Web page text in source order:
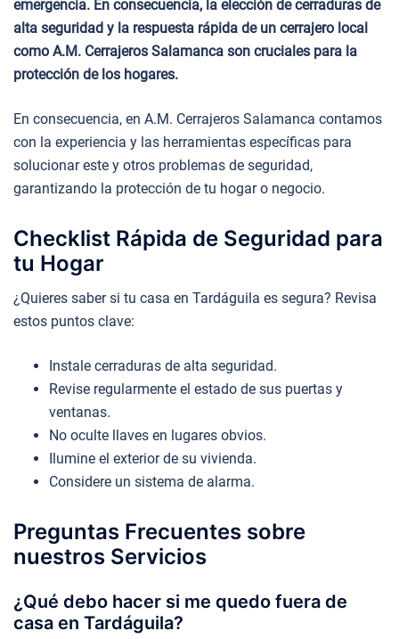
emergencia. En consecuencia, la elección de cerraduras de
alta seguridad y la respuesta rápida de un cerrajero local
como A.M. Cerrajeros Salamanca son cruciales para la
protección de los hogares.
En consecuencia, en A.M. Cerrajeros Salamanca contamos
con la experiencia y las herramientas específicas para
solucionar este y otros problemas de seguridad,
garantizando la protección de tu hogar o negocio.
Checklist Rápida de Seguridad para
tu Hogar
¿Quieres saber si tu casa en Tardáguila es segura? Revisa
estos puntos clave:
Instale cerraduras de alta seguridad.
Revise regularmente el estado de sus puertas y
ventanas.
No oculte llaves en lugares obvios.
Ilumine el exterior de su vivienda.
Considere un sistema de alarma.
Preguntas Frecuentes sobre
nuestros Servicios
¿Qué debo hacer si me quedo fuera de
casa en Tardáguila?